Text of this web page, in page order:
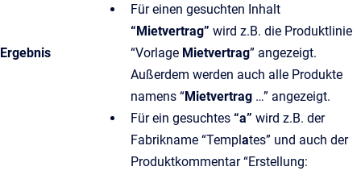
Ergebnis
Für einen gesuchten Inhalt
“Mietvertrag” wird z.B. die Produktlinie
“Vorlage Mietvertrag” angezeigt.
Außerdem werden auch alle Produkte
namens “Mietvertrag …” angezeigt.
Für ein gesuchtes “a” wird z.B. der
Fabrikname “Templates” und auch der
Produktkommentar “Erstellung: